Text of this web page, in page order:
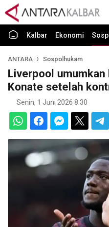
Kalbar Ekonomi
ANTARA Sospolhukam
Liverpool
Konate setelah
Senin, 1 Juni 2026 8:30